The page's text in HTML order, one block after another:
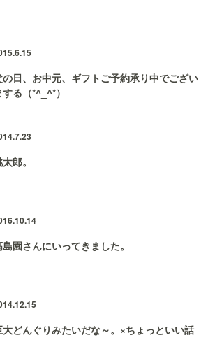
の日、お中元、ギフトご予約承り中でござい
する（*^_^*）
郎。
島園さんにいってきました。
大どんぐりみたいだな～。×ちょっといい話